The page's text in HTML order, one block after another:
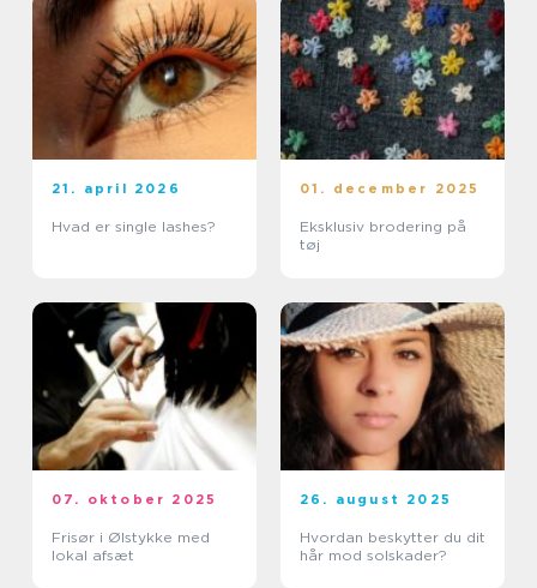
21. april 2026
Hvad er single lashes?
01. december 2025
Eksklusiv brodering på
tøj
07. oktober 2025
Frisør i Ølstykke med
lokal afsæt
26. august 2025
Hvordan beskytter du dit
hår mod solskader?